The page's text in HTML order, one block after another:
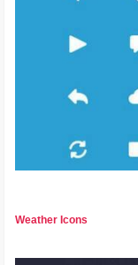
Weather Icons